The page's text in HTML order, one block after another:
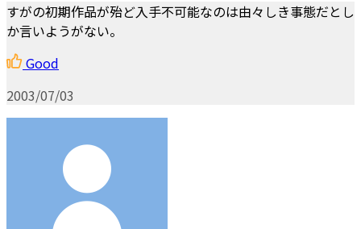
すがの初期作品が殆ど入手不可能なのは由々しき事態だとし
か言いようがない。
Good
2003/07/03